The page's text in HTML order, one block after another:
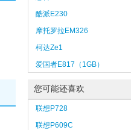
酷派E230
摩托罗拉EM326
柯达Ze1
爱国者E817（1GB）
您可能还喜欢
联想P728
联想P609C